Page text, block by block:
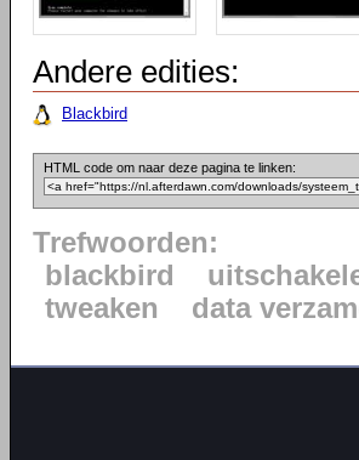
Andere edities:
Blackbird
HTML code om naar deze pagina te linken:
Trefwoorden:
blackbird
tweaken
data